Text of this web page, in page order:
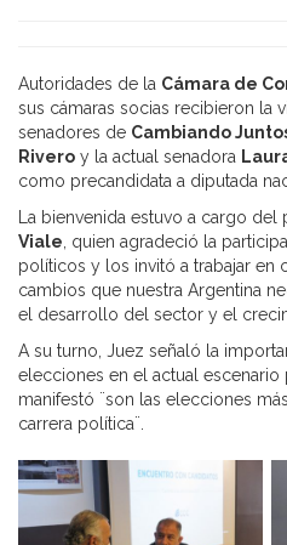
Autoridades de la Cámara de
sus cámaras socias recibieron la
senadores de Cambiando
Rivero y la actual senadora
como precandidata a diputada
La bienvenida estuvo a cargo del
Viale, quien agradeció la
políticos y los invitó a trabajar en
cambios que nuestra Argentina
el desarrollo del sector y el
A su turno, Juez señaló la
elecciones en el actual
manifestó ¨son las elecciones
carrera política¨.